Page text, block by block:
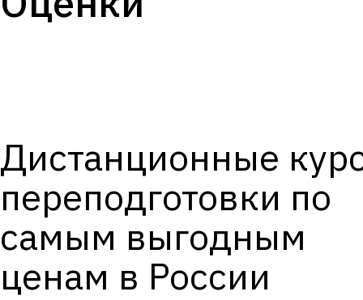
Дистанционные
переподготовки по
самым выгодным
ценам в России